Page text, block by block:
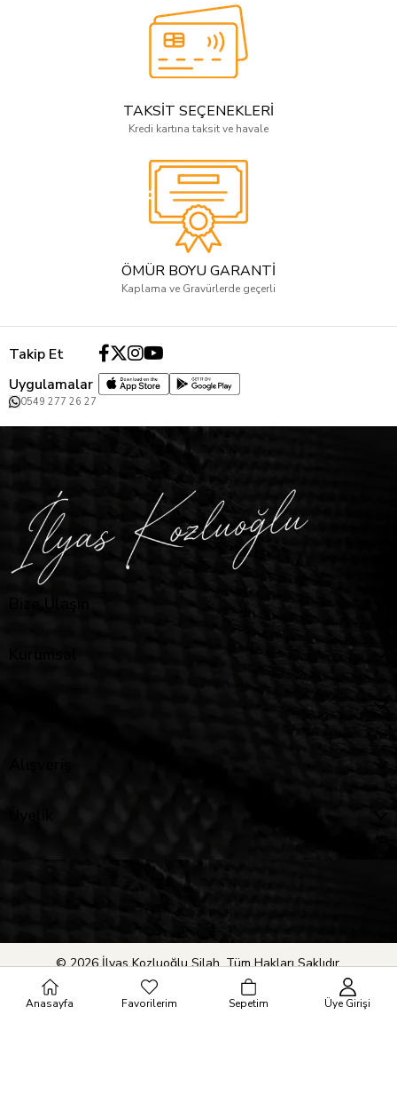
TAKSİT SEÇENEKLERİ
Kredi kartına taksit ve havale
ÖMÜR BOYU GARANTİ
Kaplama ve Gravürlerde geçerli
Takip Et
Uygulamalar
0549 277 26 27
© 2026 İlyas Kozluoğlu Silah. Tüm Hakları Saklıdır.
Anasayfa Favorilerim Sepetim Üye Girişi